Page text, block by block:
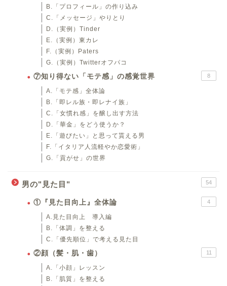
B.「プロフィール」の作り込み
C.「メッセージ」やりとり
D.（実例）Tinder
E.（実例）東カレ
F.（実例）Paters
G.（実例）Twitterオフパコ
⑦知り得ない「モテ感」の感覚世界 8
A.「モテ感」全体論
B.「即レル族・即レナイ族」
C.「女慣れ感」を醸し出す方法
D.「華金」をどう使うか？
E.「遊びたい」と思って貰える男
F.「イタリア人流軽やか恋愛術」
G.「貢がせ」の世界
男の"見た目" 54
①『見た目向上』全体論 4
A.見た目向上 導入編
B.「体調」を整える
C.「優先順位」で考える見た目
②顔（髪・肌・歯） 11
A.「小顔」レッスン
B.「肌質」を整える